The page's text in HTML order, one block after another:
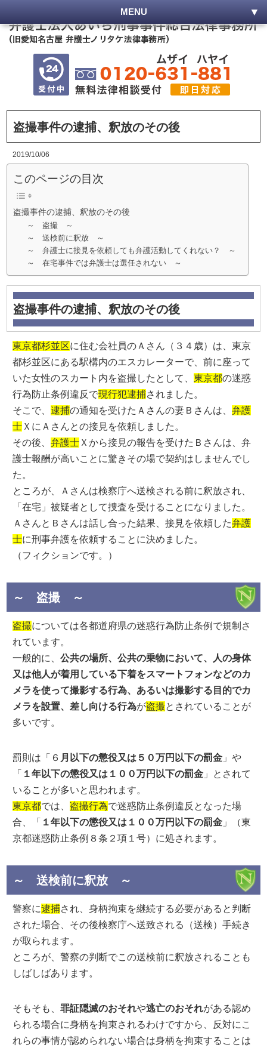
MENU
盗撮事件の逮捕、釈放のその後
2019/10/06
このページの目次
盗撮事件の逮捕、釈放のその後
～ 盗撮 ～
～ 送検前に釈放 ～
～ 弁護士に接見を依頼しても弁護活動してくれない？ ～
～ 在宅事件では弁護士は選任されない ～
盗撮事件の逮捕、釈放のその後
東京都杉並区に住む会社員のＡさん（３４歳）は、東京
都杉並区にある駅構内のエスカレーターで、前に座って
いた女性のスカート内を盗撮したとして、東京都の迷惑
行為防止条例違反で現行犯逮捕されました。
そこで、逮捕の通知を受けたＡさんの妻Ｂさんは、弁護
士 ＸにＡさんとの接見を依頼しました。
その後、弁護士 Ｘから接見の報告を受けたＢさんは、弁
護士報酬が高いことに驚きその場で契約はしませんでし
た。
ところが、Ａさんは検察庁へ送検される前に釈放され、
「在宅」被疑者として捜査を受けることになりました。
ＡさんとＢさんは話し合った結果、接見を依頼した弁護
士に刑事弁護を依頼することに決めました。
（フィクションです。）
～ 盗撮 ～
盗撮については各都道府県の迷惑行為防止条例で規制さ
れています。
一般的に、公共の場所、公共の乗物において、人の身体
又は他人が着用している下着をスマートフォンなどのカ
メラを使って撮影する行為、あるいは撮影する目的でカ
メラを設置、差し向ける行為が盗撮とされていることが
多いです。
罰則は「６ 月以下の懲役又は５０万円以下の罰金 」や
「 １年以下の懲役又は１００万円以下の罰金 」とされて
いることが多いと思われます。
東京都では、 盗撮行為で迷惑防止条例違反となった場
合、「 １年以下の懲役又は１００万円以下の罰金 」（東
京都迷惑防止条例８条２項１号）に処されます。
～ 送検前に釈放 ～
警察に逮捕され、身柄拘束を継続する必要があると判断
された場合、その後検察庁へ送致される（送検）手続き
が取られます。
ところが、警察の判断でこの送検前に釈放されることも
しばしばあります。
そもそも、罪証隠滅のおそれや逃亡のおそれがある認め
られる場合に身柄を拘束されるわけですから、反対にこ
れらの事情が認められない場合は身柄を拘束することは